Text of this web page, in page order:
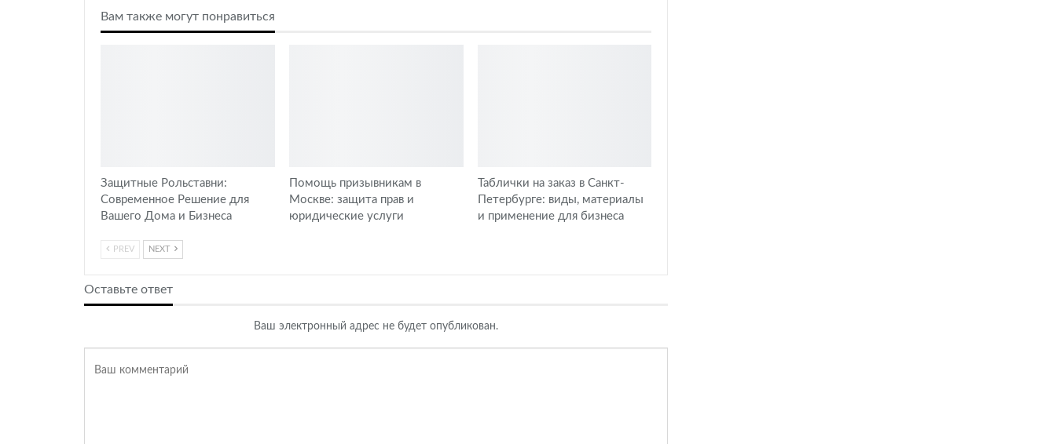
Вам также могут понравиться
Защитные Рольставни:
Современное Решение для
Вашего Дома и Бизнеса
Помощь призывникам в
Москве: защита прав и
юридические услуги
Таблички на заказ в Санкт-
Петербурге: виды, материалы
и применение для бизнеса
PREV NEXT
Оставьте ответ
Ваш электронный адрес не будет опубликован.